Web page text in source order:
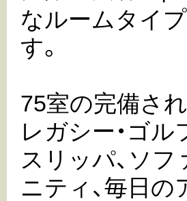
なルームタイ
す。
75室の完備さ
レガシー・ゴ
スリッパ、ソフ
ニティ、毎日